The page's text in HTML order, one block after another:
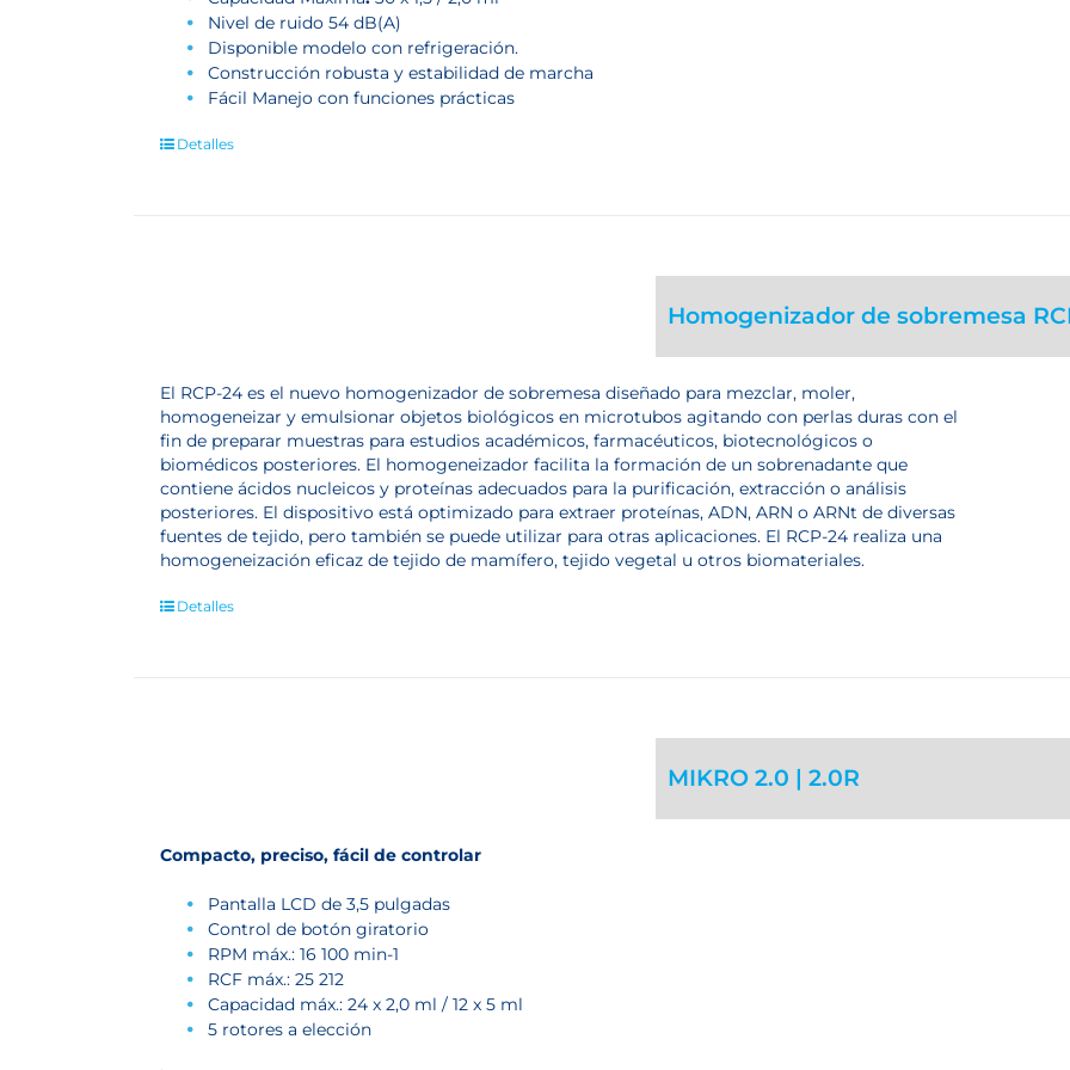
Nivel de ruido 54 dB(A)
Disponible modelo con refrigeración.
Construcción robusta y estabilidad de marcha
Fácil Manejo con funciones prácticas
Detalles
Homogenizador de sobremesa
El RCP-24 es el nuevo homogenizador de sobremesa diseñado para mezclar, moler,
homogeneizar y emulsionar objetos biológicos en microtubos agitando con perlas duras con el
fin de preparar muestras para estudios académicos, farmacéuticos, biotecnológicos o
biomédicos posteriores. El homogeneizador facilita la formación de un sobrenadante que
contiene ácidos nucleicos y proteínas adecuados para la purificación, extracción o análisis
posteriores. El dispositivo está optimizado para extraer proteínas, ADN, ARN o ARNt de diversas
fuentes de tejido, pero también se puede utilizar para otras aplicaciones. El RCP-24 realiza una
homogeneización eficaz de tejido de mamífero, tejido vegetal u otros biomateriales.
Detalles
MIKRO 2.0 | 2.0R
Compacto, preciso, fácil de controlar
Pantalla LCD de 3,5 pulgadas
Control de botón giratorio
RPM máx.: 16 100 min-1
RCF máx.: 25 212
Capacidad máx.: 24 x 2,0 ml / 12 x 5 ml
5 rotores a elección